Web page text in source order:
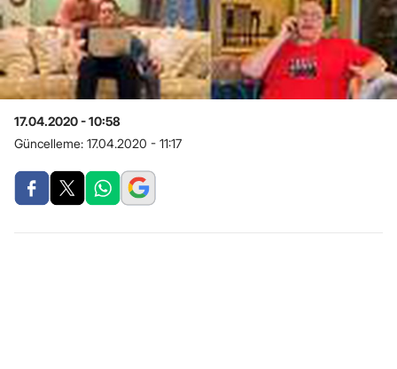
17.04.2020 - 10:58
Güncelleme: 17.04.2020 - 11:17